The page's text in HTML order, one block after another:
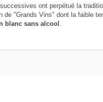
ont perpétué la
"Grands Vins" dont la faible
blanc sans alcool